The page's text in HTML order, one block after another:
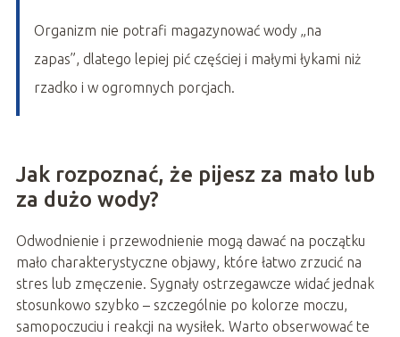
Organizm nie potrafi magazynować wody „na
zapas”, dlatego lepiej pić częściej i małymi łykami niż
rzadko i w ogromnych porcjach.
Jak rozpoznać, że pijesz za mało lub
za dużo wody?
Odwodnienie i przewodnienie mogą dawać na początku
mało charakterystyczne objawy, które łatwo zrzucić na
stres lub zmęczenie. Sygnały ostrzegawcze widać jednak
stosunkowo szybko – szczególnie po kolorze moczu,
samopoczuciu i reakcji na wysiłek. Warto obserwować te